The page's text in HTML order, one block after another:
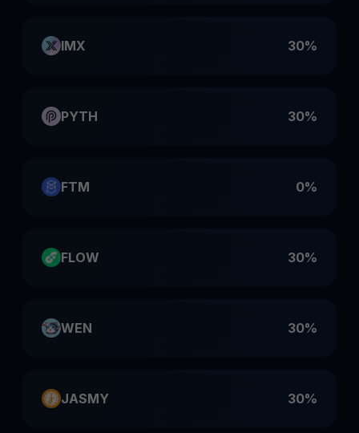
IMX 30%
PYTH 30%
FTM 0%
FLOW 30%
WEN 30%
JASMY 30%